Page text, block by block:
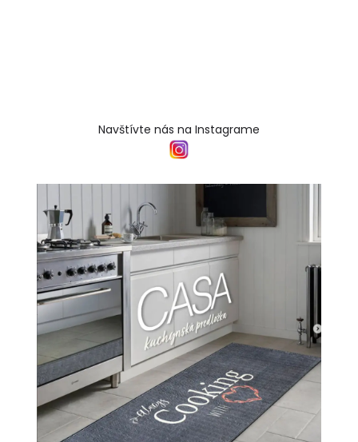
Navštívte nás na Instagrame